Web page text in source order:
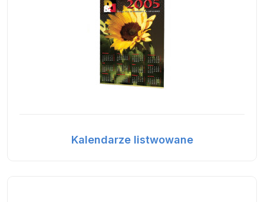
Kalendarze listwowane